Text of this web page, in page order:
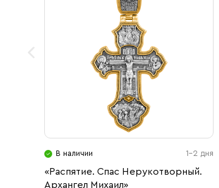
В наличии 1-2 дня
«Распятие. Спас Нерукотворный.
Архангел Михаил»